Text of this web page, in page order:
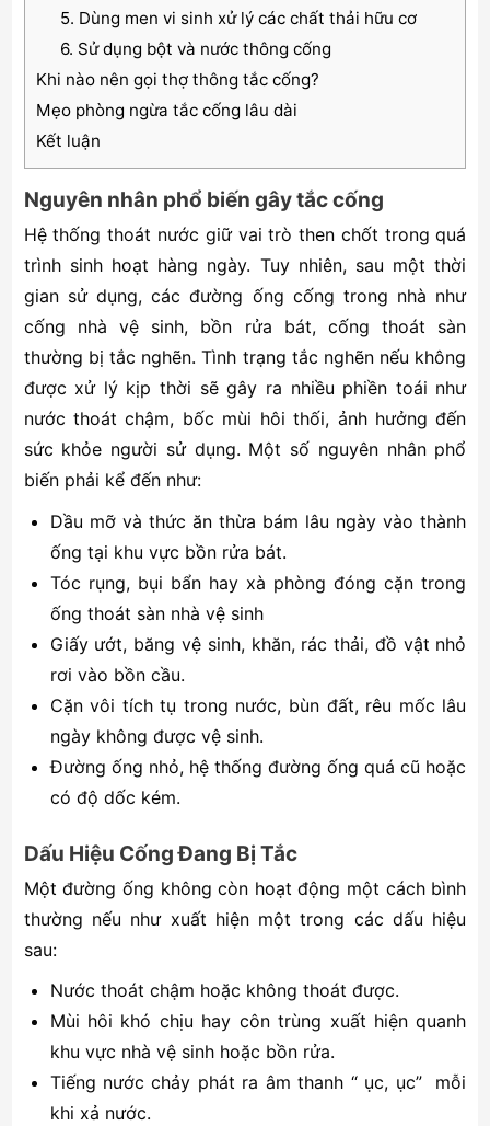
5. Dùng men vi sinh xử lý các chất thải hữu cơ
6. Sử dụng bột và nước thông cống
Khi nào nên gọi thợ thông tắc cống?
Mẹo phòng ngừa tắc cống lâu dài
Kết luận
Nguyên nhân phổ biến gây tắc cống
Hệ thống thoát nước giữ vai trò then chốt trong quá
trình sinh hoạt hàng ngày. Tuy nhiên, sau một thời
gian sử dụng, các đường ống cống trong nhà như
cống nhà vệ sinh, bồn rửa bát, cống thoát sàn
thường bị tắc nghẽn. Tình trạng tắc nghẽn nếu không
được xử lý kịp thời sẽ gây ra nhiều phiền toái như
nước thoát chậm, bốc mùi hôi thối, ảnh hưởng đến
sức khỏe người sử dụng. Một số nguyên nhân phổ
biến phải kể đến như:
Dầu mỡ và thức ăn thừa bám lâu ngày vào thành
ống tại khu vực bồn rửa bát.
Tóc rụng, bụi bẩn hay xà phòng đóng cặn trong
ống thoát sàn nhà vệ sinh
Giấy ướt, băng vệ sinh, khăn, rác thải, đồ vật nhỏ
rơi vào bồn cầu.
Cặn vôi tích tụ trong nước, bùn đất, rêu mốc lâu
ngày không được vệ sinh.
Đường ống nhỏ, hệ thống đường ống quá cũ hoặc
có độ dốc kém.
Dấu Hiệu Cống Đang Bị Tắc
Một đường ống không còn hoạt động một cách bình
thường nếu như xuất hiện một trong các dấu hiệu
sau:
Nước thoát chậm hoặc không thoát được.
Mùi hôi khó chịu hay côn trùng xuất hiện quanh
khu vực nhà vệ sinh hoặc bồn rửa.
Tiếng nước chảy phát ra âm thanh “ ục, ục” mỗi
khi xả nước.